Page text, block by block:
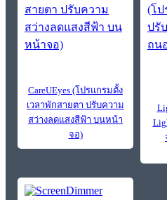
CareUEyes (โปรแกรมตั้ง
เวลาพักสายตา ปรับความ
สว่างลดแสงสีฟ้า บนหน้า
จอ)